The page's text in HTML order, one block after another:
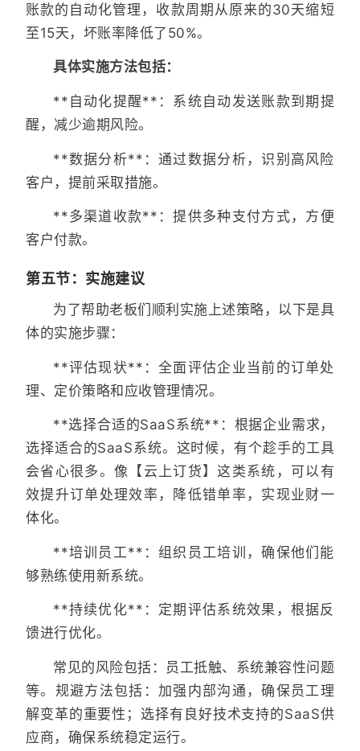
账款的自动化管理，收款周期从原来的30天缩短
至15天，坏账率降低了50%。
具体实施方法包括：
**自动化提醒**：系统自动发送账款到期提
醒，减少逾期风险。
**数据分析**：通过数据分析，识别高风险
客户，提前采取措施。
**多渠道收款**：提供多种支付方式，方便
客户付款。
第五节：实施建议
为了帮助老板们顺利实施上述策略，以下是具
体的实施步骤：
**评估现状**：全面评估企业当前的订单处
理、定价策略和应收管理情况。
**选择合适的SaaS系统**：根据企业需求，
选择适合的SaaS系统。这时候，有个趁手的工具
会省心很多。像【云上订货】这类系统，可以有
效提升订单处理效率，降低错单率，实现业财一
体化。
**培训员工**：组织员工培训，确保他们能
够熟练使用新系统。
**持续优化**：定期评估系统效果，根据反
馈进行优化。
常见的风险包括：员工抵触、系统兼容性问题
等。规避方法包括：加强内部沟通，确保员工理
解变革的重要性；选择有良好技术支持的SaaS供
应商，确保系统稳定运行。